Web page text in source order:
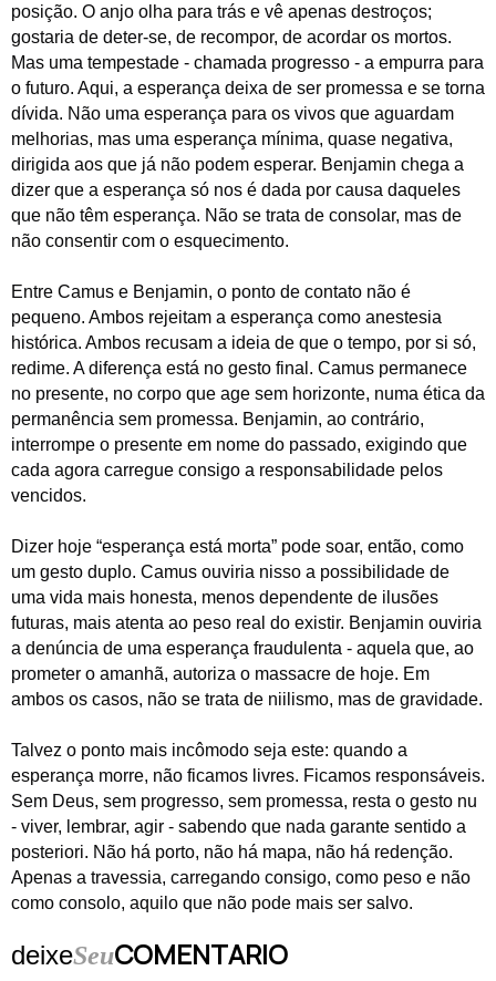
posição. O anjo olha para trás e vê apenas destroços;
gostaria de deter-se, de recompor, de acordar os mortos.
Mas uma tempestade - chamada progresso - a empurra para
o futuro. Aqui, a esperança deixa de ser promessa e se torna
dívida. Não uma esperança para os vivos que aguardam
melhorias, mas uma esperança mínima, quase negativa,
dirigida aos que já não podem esperar. Benjamin chega a
dizer que a esperança só nos é dada por causa daqueles
que não têm esperança. Não se trata de consolar, mas de
não consentir com o esquecimento.
Entre Camus e Benjamin, o ponto de contato não é
pequeno. Ambos rejeitam a esperança como anestesia
histórica. Ambos recusam a ideia de que o tempo, por si só,
redime. A diferença está no gesto final. Camus permanece
no presente, no corpo que age sem horizonte, numa ética da
permanência sem promessa. Benjamin, ao contrário,
interrompe o presente em nome do passado, exigindo que
cada agora carregue consigo a responsabilidade pelos
vencidos.
Dizer hoje “esperança está morta” pode soar, então, como
um gesto duplo. Camus ouviria nisso a possibilidade de
uma vida mais honesta, menos dependente de ilusões
futuras, mais atenta ao peso real do existir. Benjamin ouviria
a denúncia de uma esperança fraudulenta - aquela que, ao
prometer o amanhã, autoriza o massacre de hoje. Em
ambos os casos, não se trata de niilismo, mas de gravidade.
Talvez o ponto mais incômodo seja este: quando a
esperança morre, não ficamos livres. Ficamos responsáveis.
Sem Deus, sem progresso, sem promessa, resta o gesto nu
- viver, lembrar, agir - sabendo que nada garante sentido a
posteriori. Não há porto, não há mapa, não há redenção.
Apenas a travessia, carregando consigo, como peso e não
como consolo, aquilo que não pode mais ser salvo.
deixeSeuCOMENTARIO